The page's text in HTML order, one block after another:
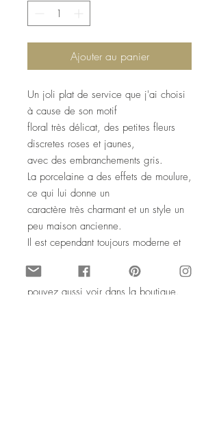
Ajouter au panier
Un joli plat de service que j'ai choisi
à cause de son motif
floral très délicat, des petites fleurs
discretes roses et jaunes,
avec des embranchements gris.
La porcelaine a des effets de moulure,
ce qui lui donne un
caractère très charmant et un style un
peu maison ancienne.
Il est cependant toujours moderne et
assorti au lot de 12 assiettes que vous
pouvez aussi voir dans la boutique.